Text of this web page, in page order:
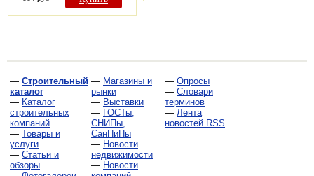
— Строительный
каталог
— Каталог
строительных
компаний
— Товары и
услуги
— Статьи и
обзоры
— Магазины и
рынки
— Выставки
— ГОСТы,
СНИПы,
СанПиНы
— Новости
недвижимости
— Новости
— Опросы
— Словари
терминов
— Лента
новостей RSS